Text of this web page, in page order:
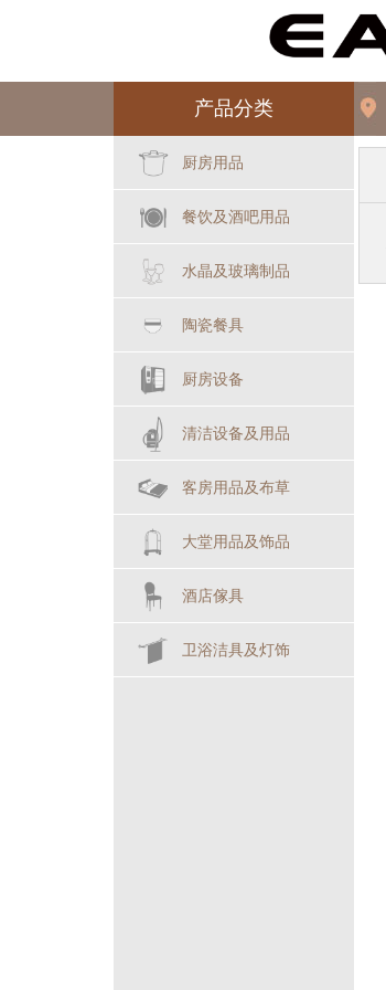
产品分类
厨房用品
餐饮及酒吧用品
水晶及玻璃制品
陶瓷餐具
厨房设备
清洁设备及用品
客房用品及布草
大堂用品及饰品
酒店傢具
卫浴洁具及灯饰